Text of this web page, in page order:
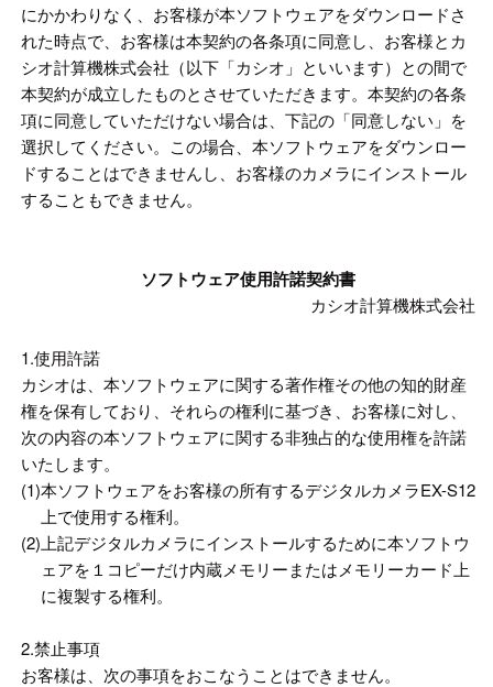
にかかわりなく、お客様が本ソフトウェアをダウンロードさ
れた時点で、お客様は本契約の各条項に同意し、お客様とカ
シオ計算機株式会社（以下「カシオ」といいます）との間で
本契約が成立したものとさせていただきます。本契約の各条
項に同意していただけない場合は、下記の「同意しない」を
選択してください。この場合、本ソフトウェアをダウンロー
ドすることはできませんし、お客様のカメラにインストール
することもできません。
ソフトウェア使用許諾契約書
カシオ計算機株式会社
1.使用許諾
カシオは、本ソフトウェアに関する著作権その他の知的財産
権を保有しており、それらの権利に基づき、お客様に対し、
次の内容の本ソフトウェアに関する非独占的な使用権を許諾
いたします。
(1)本ソフトウェアをお客様の所有するデジタルカメラEX-S12
上で使用する権利。
(2) 上記デジタルカメラにインストールするために本ソフトウ
ェアを１コピーだけ内蔵メモリーまたはメモリーカード上
に複製する権利。
2.禁止事項
お客様は、次の事項をおこなうことはできません。